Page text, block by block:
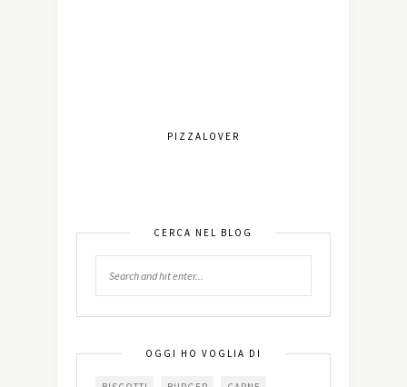
PIZZALOVER
CERCA NEL BLOG
OGGI HO VOGLIA DI